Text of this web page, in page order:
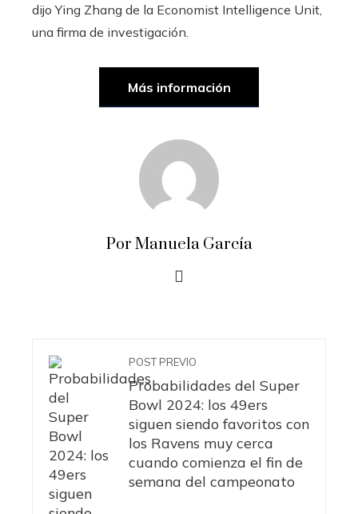
dijo Ying Zhang de la Economist Intelligence Unit,
una firma de investigación.
Más información
Por Manuela García
POST PREVIO
Probabilidades del Super
Bowl 2024: los 49ers
siguen siendo favoritos con
los Ravens muy cerca
cuando comienza el fin de
semana del campeonato